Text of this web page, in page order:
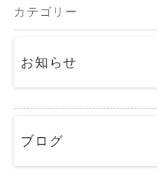
カテゴリー
お知らせ
ブログ